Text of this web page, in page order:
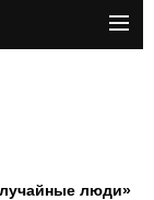
люди»